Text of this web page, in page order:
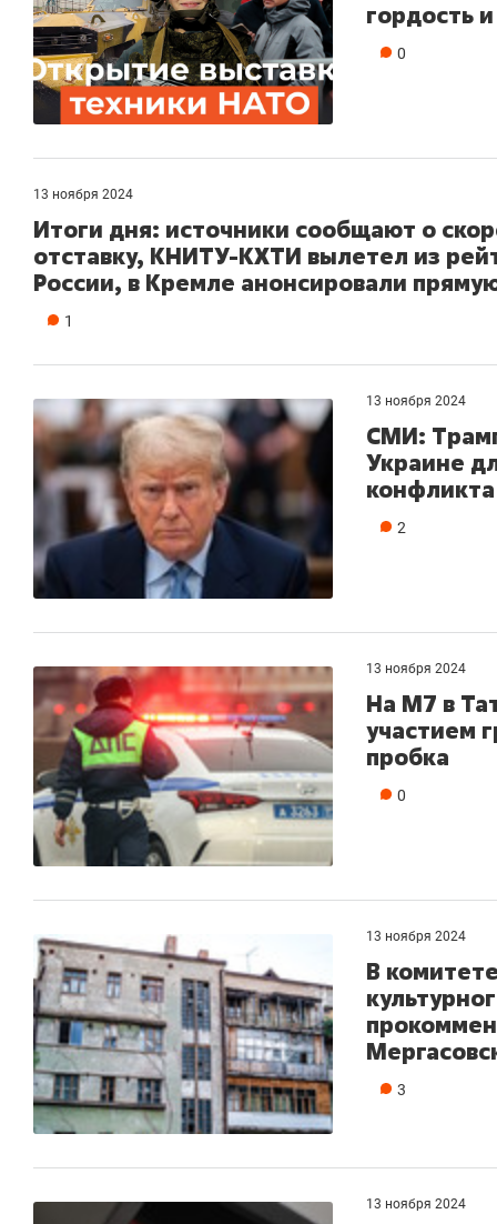
гордость
0
13 ноября 2024
Итоги дня: источники сообщают о
отставку, КНИТУ-КХТИ вылетел из
России, в Кремле анонсировали
1
13 ноября 2024
СМИ:
Украине
конфликта
2
13 ноября 2024
На М7 в
участием
пробка
0
13 ноября 2024
В
3
13 ноября 2024